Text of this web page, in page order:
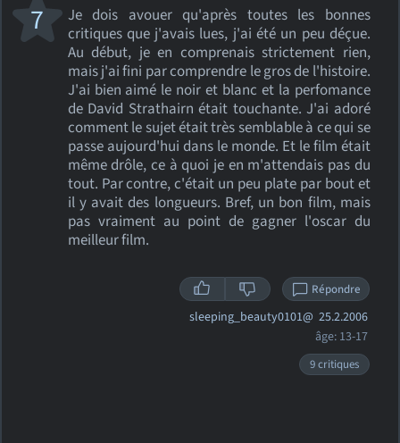
Je dois avouer qu'après toutes les bonnes
critiques que j'avais lues, j'ai été un peu déçue.
Au début, je en comprenais strictement rien,
mais j'ai fini par comprendre le gros de l'histoire.
J'ai bien aimé le noir et blanc et la perfomance
de David Strathairn était touchante. J'ai adoré
comment le sujet était très semblable à ce qui se
passe aujourd'hui dans le monde. Et le film était
même drôle, ce à quoi je en m'attendais pas du
tout. Par contre, c'était un peu plate par bout et
il y avait des longueurs. Bref, un bon film, mais
pas vraiment au point de gagner l'oscar du
meilleur film.
7
Répondre
sleeping_beauty0101@ 25.2.2006
âge: 13-17
9 critiques